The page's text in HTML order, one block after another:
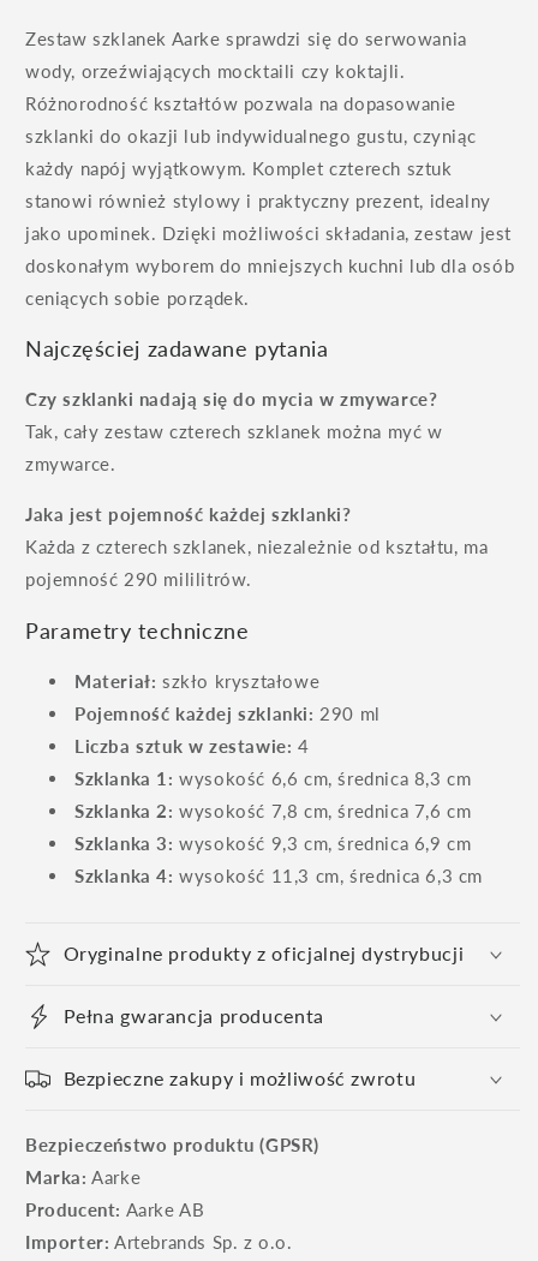
Zestaw szklanek Aarke sprawdzi się do serwowania
wody, orzeźwiających mocktaili czy koktajli.
Różnorodność kształtów pozwala na dopasowanie
szklanki do okazji lub indywidualnego gustu, czyniąc
każdy napój wyjątkowym. Komplet czterech sztuk
stanowi również stylowy i praktyczny prezent, idealny
jako upominek. Dzięki możliwości składania, zestaw jest
doskonałym wyborem do mniejszych kuchni lub dla osób
ceniących sobie porządek.
Najczęściej zadawane pytania
Czy szklanki nadają się do mycia w zmywarce?
Tak, cały zestaw czterech szklanek można myć w
zmywarce.
Jaka jest pojemność każdej szklanki?
Każda z czterech szklanek, niezależnie od kształtu, ma
pojemność 290 mililitrów.
Parametry techniczne
Materiał: szkło kryształowe
Pojemność każdej szklanki: 290 ml
Liczba sztuk w zestawie: 4
Szklanka 1: wysokość 6,6 cm, średnica 8,3 cm
Szklanka 2: wysokość 7,8 cm, średnica 7,6 cm
Szklanka 3: wysokość 9,3 cm, średnica 6,9 cm
Szklanka 4: wysokość 11,3 cm, średnica 6,3 cm
Oryginalne produkty z oficjalnej dystrybucji
Pełna gwarancja producenta
Bezpieczne zakupy i możliwość zwrotu
Bezpieczeństwo produktu (GPSR)
Marka: Aarke
Producent: Aarke AB
Importer: Artebrands Sp. z o.o.